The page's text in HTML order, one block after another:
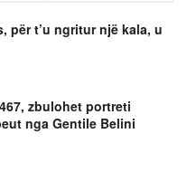
për t’u ngritur një kala, u
zbulohet portreti
nga Gentile Belini